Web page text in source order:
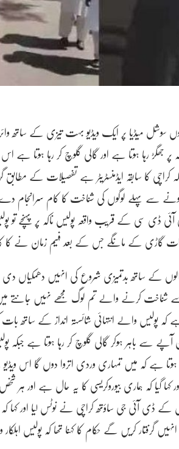
سوشل میڈیا پر ایک ویڈیو بہت تیزی کے
پر جھگڑ رہا ہوتا ہے اور گالی گلوچ کر رہا ہوتا
کراچی کا سابقہ ایڈمنسٹریٹر ہے تفصیلات کے
سے پہلے لوگوں کی شناخت کا کام سرانجام
ڈی سی کے قریب واقعہ پولیس ناکہ پر پہنچے تو
گاڑی کے مانگے جس کے بعد فہیم زمان نے
کے ساتھ بدتمیزی شروع کی انہیں دھمکیاں
شناخت کرنے والے تم لوگ مجھے نہیں جانتے میں
کہ پولیس والے انتہائی شائستہ انداز کے ساتھ
آپے سے باہر ہوکر گالی گلوچ کر رہا ہوتا ہے
ہوتا ہے کہ میں تمہاری وردی اتروا دوں گا اس
کہا گیا کہ ہماری بیوروکریسی کا یہ حال ہے اور
کے ڈی آئی جی ساؤتھ کراچی نے نوٹس لیا اور کہا
گرفتار کریں گے حکام کا کہنا تھا کہ پولیس